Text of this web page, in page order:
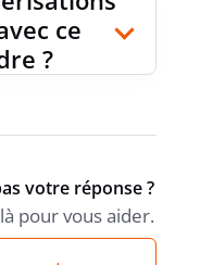
ce
?
votre réponse ?
pour vous aider.